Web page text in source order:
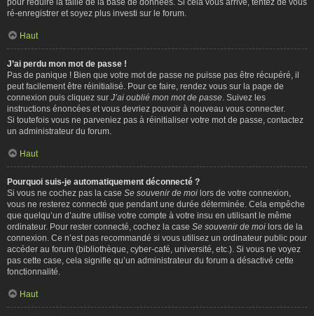
ré-enregistrer et soyez plus investi sur le forum.
Haut
J’ai perdu mon mot de passe !
Pas de panique ! Bien que votre mot de passe ne puisse pas être récupéré, il
peut facilement être réinitialisé. Pour ce faire, rendez vous sur la page de
connexion puis cliquez sur J’ai oublié mon mot de passe . Suivez les
instructions énoncées et vous devriez pouvoir à nouveau vous connecter.
Si toutefois vous ne parveniez pas à réinitialiser votre mot de passe, contactez
un administrateur du forum.
Haut
Pourquoi suis-je automatiquement déconnecté ?
Si vous ne cochez pas la case Se souvenir de moi lors de votre connexion,
vous ne resterez connecté que pendant une durée déterminée. Cela empêche
que quelqu’un d’autre utilise votre compte à votre insu en utilisant le même
ordinateur. Pour rester connecté, cochez la case Se souvenir de moi lors de la
connexion. Ce n’est pas recommandé si vous utilisez un ordinateur public pour
accéder au forum (bibliothèque, cyber-café, université, etc.). Si vous ne voyez
pas cette case, cela signifie qu’un administrateur du forum a désactivé cette
fonctionnalité.
Haut